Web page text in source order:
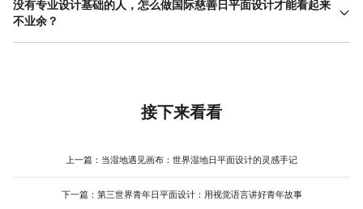
重的配色逻辑，往往比高饱和度的视觉冲击更耐看。实际操作中，
建议从真实场景照片里提取主色调，让配色天生就带有故事感。
睛的敏感度远高于抽象图形；二是文案前五个字必须制造悬念或冲
复制的话，能显著提升二次传播率。
没有专业设计基础的人，怎么做国际慈善日平面设计才能看起来
不业余？
设计基础薄弱的人做国际慈善日平面设计，核心策略是"做减法"。
板的版式结构，只替换内容和配色；二是字体不超过两种，标题用
粗体无衬线字体，正文用常规衬线字体；三是图片必须高清，模糊
比起设计师，你更懂这个慈善项目的真实细节，把这些细节写出
米看，如果还能看清主标题，基本就及格了。
接下来看看
上一篇： 当湿地遇见画布：世界湿地日平面设计的灵感手记
下一篇： 第三世界青年日平面设计：用视觉语言讲好青年故事